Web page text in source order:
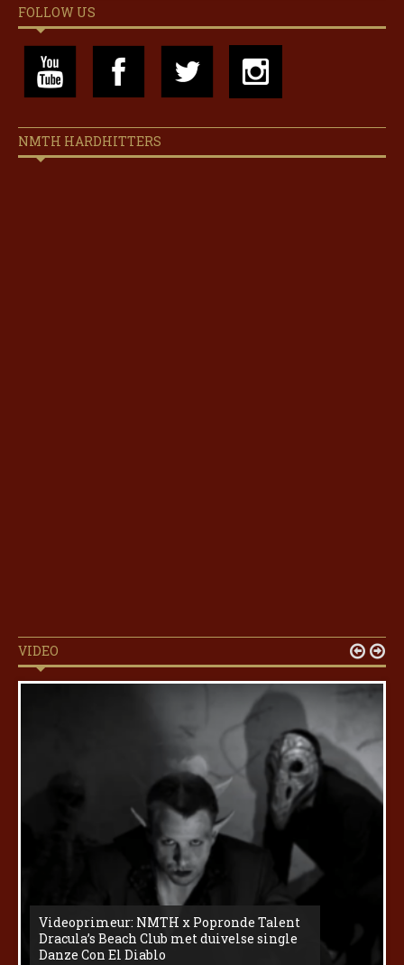
FOLLOW US
NMTH HARDHITTERS
VIDEO
Videoprimeur: NMTH x Popronde Talent
Dracula’s Beach Club met duivelse single
Danze Con El Diablo
 